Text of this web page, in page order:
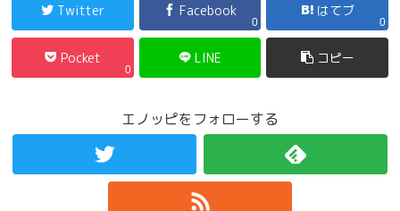
Twitter Facebook
0
はてブ
0
Pocket
0
LINE コピー
エノッピをフォローする